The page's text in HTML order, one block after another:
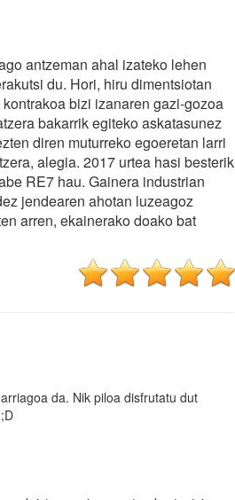
antzeman ahal izateko lehen
du. Hori, hiru dimentsiotan
bizi izanaren gazi-gozoa
bakarrik egiteko askatasunez
diren muturreko egoeretan larri
alegia. 2017 urtea hasi besterik
RE7 hau. Gainera industrian
jendearen ahotan luzeagoz
arren, ekainerako doako bat
da. Nik piloa disfrutatu dut